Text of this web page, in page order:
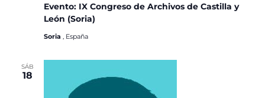
Evento: IX Congreso de Archivos de Castilla y
León (Soria)
Soria , España
SÁB
18